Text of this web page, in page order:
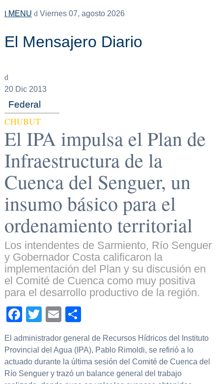
MENU Viernes 07, agosto 2026
El Mensajero Diario
20Dic 2013
Federal
CHUBUT
El IPA impulsa el Plan de
Infraestructura de la
Cuenca del Senguer, un
insumo básico para el
ordenamiento territorial
Los intendentes de Sarmiento, Río Senguer
y Gobernador Costa calificaron la
implementación del Plan y su discusión en
el Comité de Cuenca como muy positiva
para el desarrollo productivo de la región.
Facebook
TwitterEmail
El administrador general de Recursos Hídricos del Instituto
Provincial del Agua (IPA), Pablo Rimoldi, se refirió a lo
actuado durante la última sesión del Comité de Cuenca del
Río Senguer y trazó un balance general del trabajo